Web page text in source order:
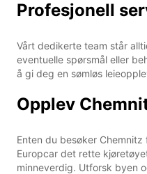
Profesjonell
Vårt dedikerte team står
eventuelle spørsmål eller
å gi deg en sømløs
Opplev
Enten du besøker
Europcar det rette
minneverdig. Utforsk byen